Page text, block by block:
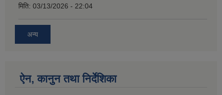
मिति: 03/13/2026 - 22:04
अन्य
ऐन, कानुन तथा निर्देशिका